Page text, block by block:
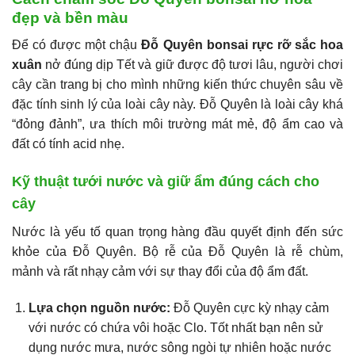
đẹp và bền màu
Để có được một chậuĐỗ Quyên bonsai rực rỡ sắc hoa
xuân nở đúng dịp Tết và giữ được độ tươi lâu, người chơi
cây cần trang bị cho mình những kiến thức chuyên sâu về
đặc tính sinh lý của loài cây này. Đỗ Quyên là loài cây khá
“đỏng đảnh”, ưa thích môi trường mát mẻ, độ ẩm cao và
đất có tính acid nhẹ.
Kỹ thuật tưới nước và giữ ẩm đúng cách cho
cây
Nước là yếu tố quan trọng hàng đầu quyết định đến sức
khỏe của Đỗ Quyên. Bộ rễ của Đỗ Quyên là rễ chùm,
mảnh và rất nhạy cảm với sự thay đổi của độ ẩm đất.
Lựa chọn nguồn nước: Đỗ Quyên cực kỳ nhạy cảm
với nước có chứa vôi hoặc Clo. Tốt nhất bạn nên sử
dụng nước mưa, nước sông ngòi tự nhiên hoặc nước